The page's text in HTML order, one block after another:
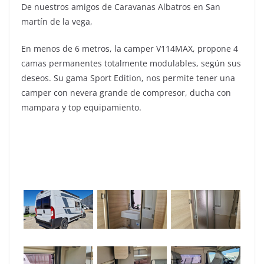
De nuestros amigos de Caravanas Albatros en San
martín de la vega,
En menos de 6 metros, la camper V114MAX, propone 4
camas permanentes totalmente modulables, según sus
deseos. Su gama Sport Edition, nos permite tener una
camper con nevera grande de compresor, ducha con
mampara y top equipamiento.